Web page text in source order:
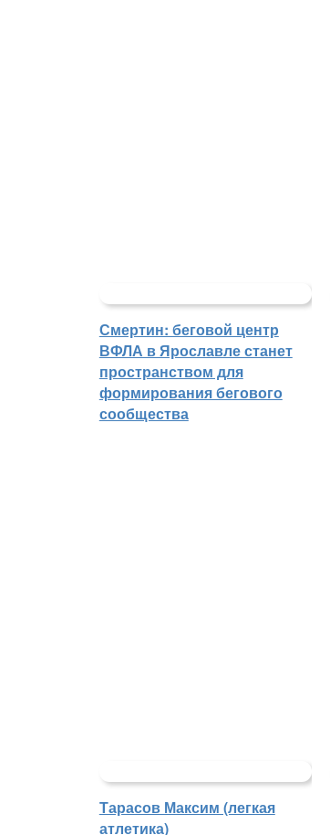
Смертин: беговой центр
ВФЛА в Ярославле станет
пространством для
формирования бегового
сообщества
Тарасов Максим (легкая
атлетика)